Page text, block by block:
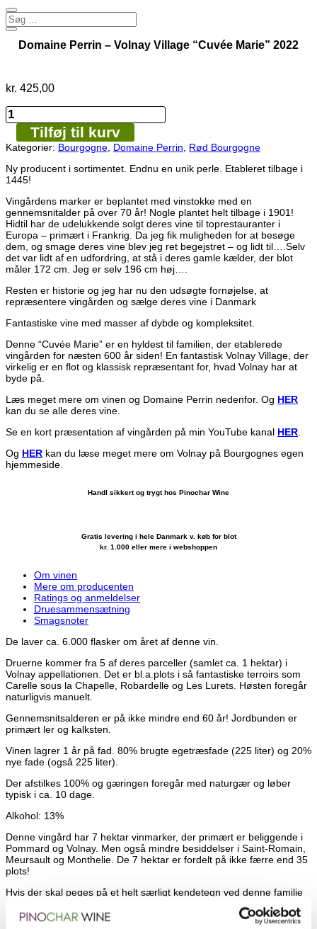
Domaine Perrin – Volnay Village “Cuvée Marie” 2022
kr. 425,00
Domaine
Perrin
Volnay
Village
“Cuvée
Marie”
antal
Tilføj til kurv
Kategorier: Bourgogne Domaine Perrin
Rød Bourgogne
Ny producent i sortimentet. Endnu en unik perle. Etableret tilbage i
1445!
Vingårdens marker er beplantet med vinstokke med en
gennemsnitalder på over 70 år! Nogle plantet helt tilbage i 1901!
Hidtil har de udelukkende solgt deres vine til toprestauranter i
Europa – primært i Frankrig. Da jeg fik muligheden for at besøge
dem, og smage deres vine blev jeg ret begejstret – og lidt til….Selv
det var lidt af en udfordring, at stå i deres gamle kælder, der blot
måler 172 cm. Jeg er selv 196 cm høj….
Resten er historie og jeg har nu den udsøgte fornøjelse, at
repræsentere vingården og sælge deres vine i Danmark
Fantastiske vine med masser af dybde og kompleksitet.
Denne “Cuvée Marie” er en hyldest til familien, der etablerede
vingården for næsten 600 år siden! En fantastisk Volnay Village, der
virkelig er en flot og klassisk repræsentant for, hvad Volnay har at
byde på.
Læs meget mere om vinen og Domaine Perrin nedenfor. Og HER
kan du se alle deres vine.
Se en kort præsentation af vingården på min YouTube kanal HER
Og HER kan du læse meget mere om Volnay på Bourgognes egen
hjemmeside.
Handl sikkert og trygt hos Pinochar Wine
Gratis levering i hele Danmark v. køb for blot
kr. 1.000 eller mere i webshoppen
Om vinen
Mere om producenten
Ratings og anmeldelser
Druesammensætning
Smagsnoter
De laver ca. 6.000 flasker om året af denne vin.
Druerne kommer fra 5 af deres parceller (samlet ca. 1 hektar) i
Volnay appellationen. Det er bl.a.plots i så fantastiske terroirs som
Carelle sous la Chapelle, Robardelle og Les Lurets. Høsten foregår
naturligvis manuelt.
Gennemsnitsalderen er på ikke mindre end 60 år! Jordbunden er
primært ler og kalksten.
Vinen lagrer 1 år på fad. 80% brugte egetræsfade (225 liter) og 20%
nye fade (også 225 liter).
Der afstilkes 100% og gæringen foregår med naturgær og løber
typisk i ca. 10 dage.
Alkohol: 13%
Denne vingård har 7 hektar vinmarker, der primært er beliggende i
Pommard og Volnay. Men også mindre besiddelser i Saint-Romain,
Meursault og Monthelie. De 7 hektar er fordelt på ikke færre end 35
plots!
Hvis der skal peges på et helt særligt kendetegn ved denne familie
bred kam, er beplantet med ekstraordinært gamle vinstokke. Nogle
af dem med en alder på over 120 år! Det er ganske unikt selv for